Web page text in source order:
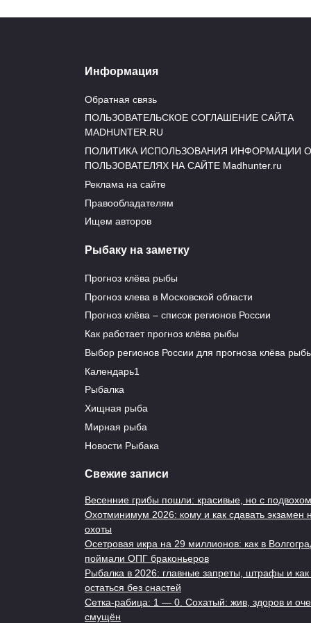
выполнение работ по выращиванию рыбы
предприятий.
Выпускать мальков будут до сентября.
Браконьеры в
дело на Таймыре!
0
кутумом зарыбили
Каспий успешно
0 1.2к.
Информация
Обратная связь
ПОЛЬЗОВАТЕЛЬСКОЕ СОГЛАШЕНИЕ САЙТА
MADHUNTER.RU
ПОЛИТИКА ИСПОЛЬЗОВАНИЯ ИНФОРМАЦИИ О
ПОЛЬЗОВАТЕЛЯХ НА САЙТЕ Madhunter.ru
Реклама на сайте
Правообладателям
Ищем авторов
Рыбаку на заметку
Прогноз клёва рыбы
Прогноз клева в Московской области
Прогноз клёва – список регионов России
Как работает прогноз клёва рыбы
Выбор регионов России для прогноза клёва
Календарь1
Рыбалка
Хищная рыба
Мирная рыба
Новости Рыбака
Свежие записи
Весенние грибы пошли: красивые, но с подвохом
Охотминимум 2026: кому и как сдавать экзамен
охоты
Осетровая икра на 29 миллионов: как в
поймали ОПГ браконьеров
Рыбалка в 2026: главные запреты, штрафы и как
остаться без снастей
Сетка-рабица: 1 — 0. Сохатый: жив, здоров и
смущён